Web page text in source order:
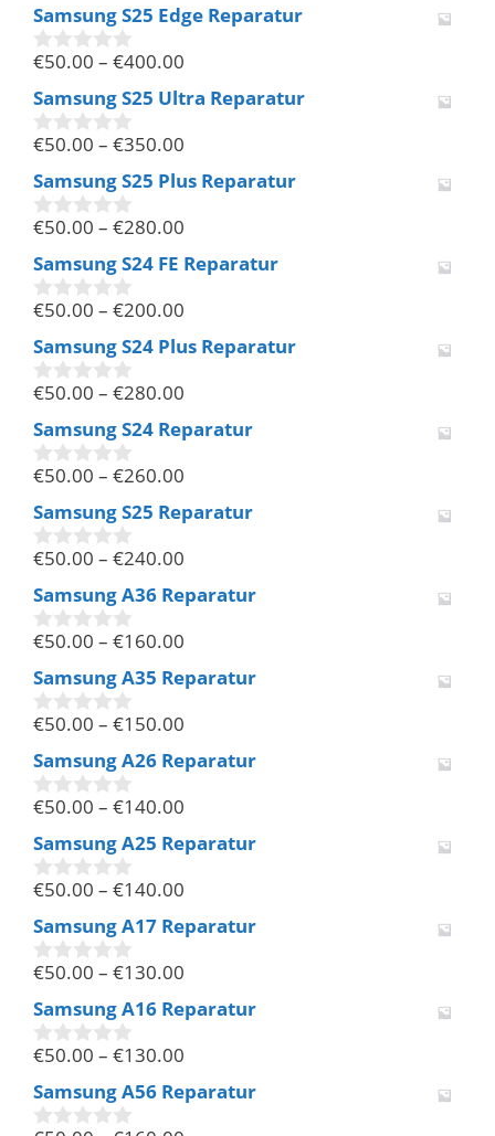
Samsung S25 Edge Reparatur
0
o
n
5
€50.00 – €400.00
Samsung S25 Ultra Reparatur
0
o
n
5
€50.00 – €350.00
Samsung S25 Plus Reparatur
0
o
n
5
€50.00 – €280.00
Samsung S24 FE Reparatur
0
o
n
5
€50.00 – €200.00
Samsung S24 Plus Reparatur
0
o
n
5
€50.00 – €280.00
Samsung S24 Reparatur
0
o
n
5
€50.00 – €260.00
Samsung S25 Reparatur
0
o
n
5
€50.00 – €240.00
Samsung A36 Reparatur
0
o
n
5
€50.00 – €160.00
Samsung A35 Reparatur
0
o
n
5
€50.00 – €150.00
Samsung A26 Reparatur
0
o
n
5
€50.00 – €140.00
Samsung A25 Reparatur
0
o
n
5
€50.00 – €140.00
Samsung A17 Reparatur
0
o
n
5
€50.00 – €130.00
Samsung A16 Reparatur
0
o
n
€50.00 – €130.00
Samsung A56 Reparatur